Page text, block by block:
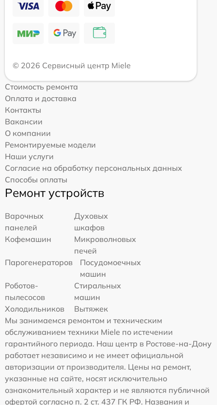
© 2026 Сервисный центр Miele
Стоимость ремонта
Оплата и доставка
Контакты
Вакансии
О компании
Ремонтируемые модели
Наши услуги
Согласие на обработку персональных данных
Способы оплаты
Ремонт устройств
Варочных
панелей
Духовых
шкафов
Кофемашин
Микроволновых
печей
Парогенераторов
Посудомоечных
машин
Роботов-
пылесосов
Стиральных
машин
Холодильников
Вытяжек
Мы занимаемся ремонтом и техническим
обслуживанием техники Miele по истечении
гарантийного периода. Наш центр в Ростове-на-Дону
работает независимо и не имеет официальной
авторизации от производителя. Цены на ремонт,
указанные на сайте, носят исключительно
ознакомительный характер и не являются публичной
офертой согласно п. 2 ст. 437 ГК РФ. Названия и